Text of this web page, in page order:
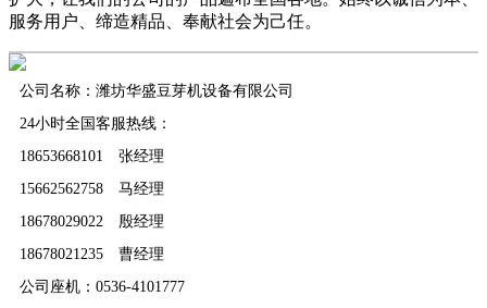
服务用户、缔造精品、奉献社会为己任。
公司名称：潍坊华盛豆芽机设备有限公司
24小时全国客服热线：
18653668101 张经理
15662562758 马经理
18678029022 殷经理
18678021235 曹经理
公司座机：0536-4101777